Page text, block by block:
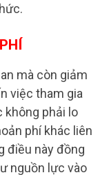
mà còn giảm
việc tham gia
không phải lo
phí khác liên
điều này đồng
nguồn lực vào